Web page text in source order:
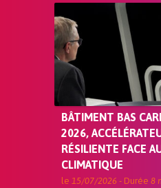
BÂTIMENT BAS
2026,
RÉSILIENTE FACE
CLIMATIQUE
le 15/07/2026 - Durée 8